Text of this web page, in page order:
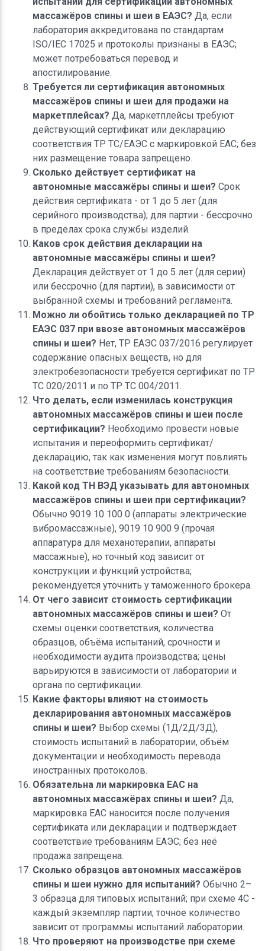
массажёров спины и шеи в ЕАЭС? Да, если
лаборатория аккредитована по стандартам
ISO/IEC 17025 и протоколы признаны в ЕАЭС;
может потребоваться перевод и
апостилирование.
Требуется ли сертификация автономных
массажёров спины и шеи для продажи на
маркетплейсах? Да, маркетплейсы требуют
действующий сертификат или декларацию
соответствия ТР ТС/ЕАЭС с маркировкой ЕАС; без
них размещение товара запрещено.
Сколько действует сертификат на
автономные массажёры спины и шеи? Срок
действия сертификата - от 1 до 5 лет (для
серийного производства); для партии - бессрочно
в пределах срока службы изделий.
Каков срок действия декларации на
автономные массажёры спины и шеи?
Декларация действует от 1 до 5 лет (для серии)
или бессрочно (для партии), в зависимости от
выбранной схемы и требований регламента.
Можно ли обойтись только декларацией по ТР
ЕАЭС 037 при ввозе автономных массажёров
спины и шеи? Нет, ТР ЕАЭС 037/2016 регулирует
содержание опасных веществ, но для
электробезопасности требуется сертификат по ТР
ТС 020/2011 и по ТР ТС 004/2011.
Что делать, если изменилась конструкция
автономных массажёров спины и шеи после
сертификации? Необходимо провести новые
испытания и переоформить сертификат/
декларацию, так как изменения могут повлиять
на соответствие требованиям безопасности.
Какой код ТН ВЭД указывать для автономных
массажёров спины и шеи при сертификации?
Обычно 9019 10 100 0 (аппараты электрические
вибромассажные), 9019 10 900 9 (прочая
аппаратура для механотерапии, аппараты
массажные), но точный код зависит от
конструкции и функций устройства;
рекомендуется уточнить у таможенного брокера.
От чего зависит стоимость сертификации
автономных массажёров спины и шеи? От
схемы оценки соответствия, количества
образцов, объёма испытаний, срочности и
необходимости аудита производства; цены
варьируются в зависимости от лаборатории и
органа по сертификации.
Какие факторы влияют на стоимость
декларирования автономных массажёров
спины и шеи? Выбор схемы (1Д/2Д/3Д),
стоимость испытаний в лаборатории, объём
документации и необходимость перевода
иностранных протоколов.
Обязательна ли маркировка ЕАС на
автономных массажёрах спины и шеи? Да,
маркировка ЕАС наносится после получения
сертификата или декларации и подтверждает
соответствие требованиям ЕАЭС; без неё
продажа запрещена.
Сколько образцов автономных массажёров
спины и шеи нужно для испытаний? Обычно 2–
3 образца для типовых испытаний; при схеме 4С -
каждый экземпляр партии; точное количество
зависит от программы испытаний лаборатории.
Что проверяют на производстве при схеме